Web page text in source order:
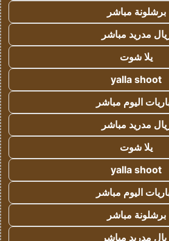
برشلونة مباشر
مدريد مباشر
يلا شوت
yalla shoot
اليوم مباشر
مدريد مباشر
يلا شوت
yalla shoot
اليوم مباشر
برشلونة مباشر
مدريد مباشر